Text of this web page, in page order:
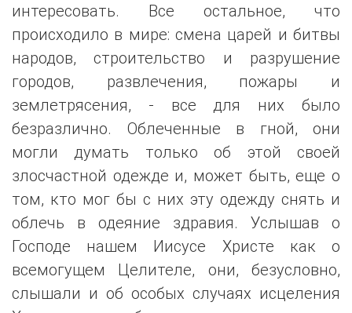
интересовать. Все остальное, что
происходило в мире: смена царей и битвы
народов, строительство и разрушение
городов, развлечения, пожары и
землетрясения, - все для них было
безразлично. Облеченные в гной, они
могли думать только об этой своей
злосчастной одежде и, может быть, еще о
том, кто мог бы с них эту одежду снять и
облечь в одеяние здравия. Услышав о
Господе нашем Иисусе Христе как о
всемогущем Целителе, они, безусловно,
слышали и об особых случаях исцеления